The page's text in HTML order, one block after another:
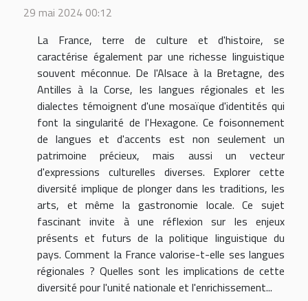
29 mai 2024 00:12
La France, terre de culture et d'histoire, se
caractérise également par une richesse linguistique
souvent méconnue. De l'Alsace à la Bretagne, des
Antilles à la Corse, les langues régionales et les
dialectes témoignent d'une mosaïque d'identités qui
font la singularité de l'Hexagone. Ce foisonnement
de langues et d'accents est non seulement un
patrimoine précieux, mais aussi un vecteur
d'expressions culturelles diverses. Explorer cette
diversité implique de plonger dans les traditions, les
arts, et même la gastronomie locale. Ce sujet
fascinant invite à une réflexion sur les enjeux
présents et futurs de la politique linguistique du
pays. Comment la France valorise-t-elle ses langues
régionales ? Quelles sont les implications de cette
diversité pour l'unité nationale et l'enrichissement...